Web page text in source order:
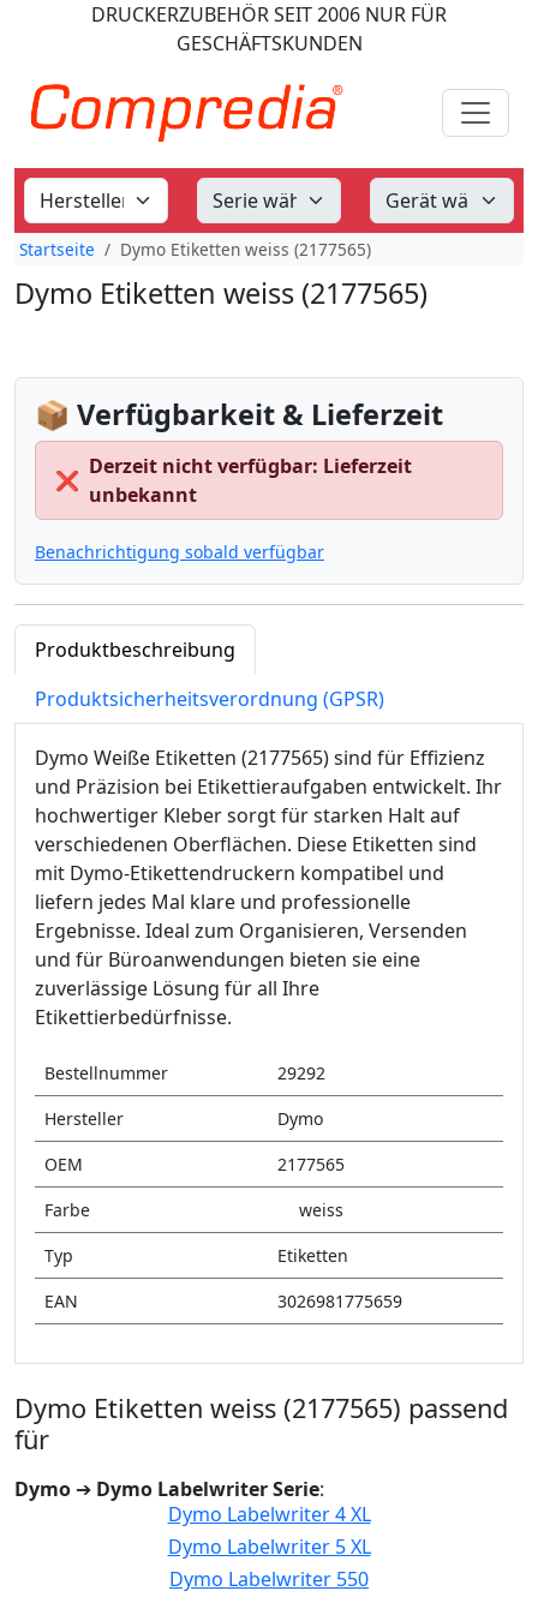
DRUCKERZUBEHÖRSEIT 2006 NUR FÜR
GESCHÄFTSKUNDEN
Startseite Dymo Etiketten weiss (2177565)
Dymo Etiketten weiss (2177565)
📦 Verfügbarkeit & Lieferzeit
❌
Derzeit nicht verfügbar: Lieferzeit
unbekannt
Benachrichtigung sobald verfügbar
Produktbeschreibung
Produktsicherheitsverordnung (GPSR)
Dymo Weiße Etiketten (2177565) sind für Effizienz
und Präzision bei Etikettieraufgaben entwickelt. Ihr
hochwertiger Kleber sorgt für starken Halt auf
verschiedenen Oberflächen. Diese Etiketten sind
mit Dymo-Etikettendruckern kompatibel und
liefern jedes Mal klare und professionelle
Ergebnisse. Ideal zum Organisieren, Versenden
und für Büroanwendungen bieten sie eine
zuverlässige Lösung für all Ihre
Etikettierbedürfnisse.
Bestellnummer
29292
Hersteller
Dymo
OEM
2177565
Farbe
weiss
Typ
Etiketten
EAN
3026981775659
Dymo Etiketten weiss (2177565) passend
für
Dymo ➔ Dymo Labelwriter Serie:
Dymo Labelwriter 4 XL
Dymo Labelwriter 5 XL
Dymo Labelwriter 550